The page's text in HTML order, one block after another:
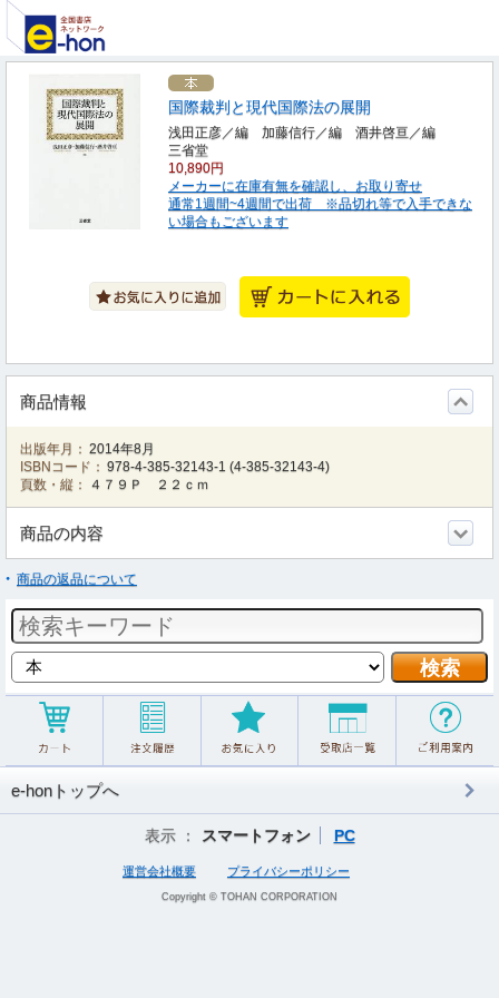
国際裁判と現代国際法の展開
浅田正彦／編 加藤信行／編 酒井啓亘／編
三省堂
10,890円
メーカーに在庫有無を確認し、お取り寄せ
通常1週間~4週間で出荷 ※品切れ等で入手できな
い場合もございます
商品情報
出版年月： 2014年8月
ISBNコード： 978-4-385-32143-1 (4-385-32143-4)
頁数・縦：
４７９Ｐ ２２ｃｍ
商品の内容
商品の返品について
e-honトップへ
表示 ： スマートフォン PC
運営会社概要 プライバシーポリシー
Copyright © TOHAN CORPORATION